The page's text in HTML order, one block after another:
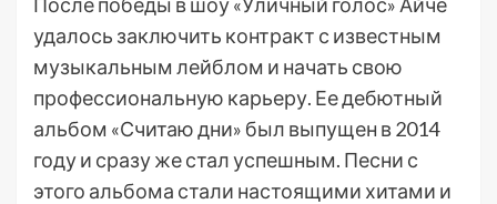
удалось заключить контракт с известным
музыкальным лейблом и начать свою
профессиональную карьеру. Ее дебютный
альбом «Считаю дни» был выпущен в 2014
году и сразу же стал успешным. Песни с
этого альбома стали настоящими хитами и